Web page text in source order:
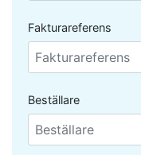
Fakturareferens
Beställare